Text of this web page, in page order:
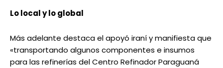
Lo local y lo global
Más adelante destaca el apoyó iraní y manifiesta que
«transportando algunos componentes e insumos
para las refinerías del Centro Refinador Paraguaná